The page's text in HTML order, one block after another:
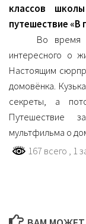
классов
путешествие «В
Во время
интересного о
Настоящим
домовёнка.
секреты, а
Путешествие
мультфильма о
167 всего , 1